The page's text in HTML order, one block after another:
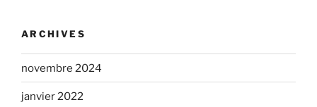
ARCHIVES
novembre 2024
janvier 2022